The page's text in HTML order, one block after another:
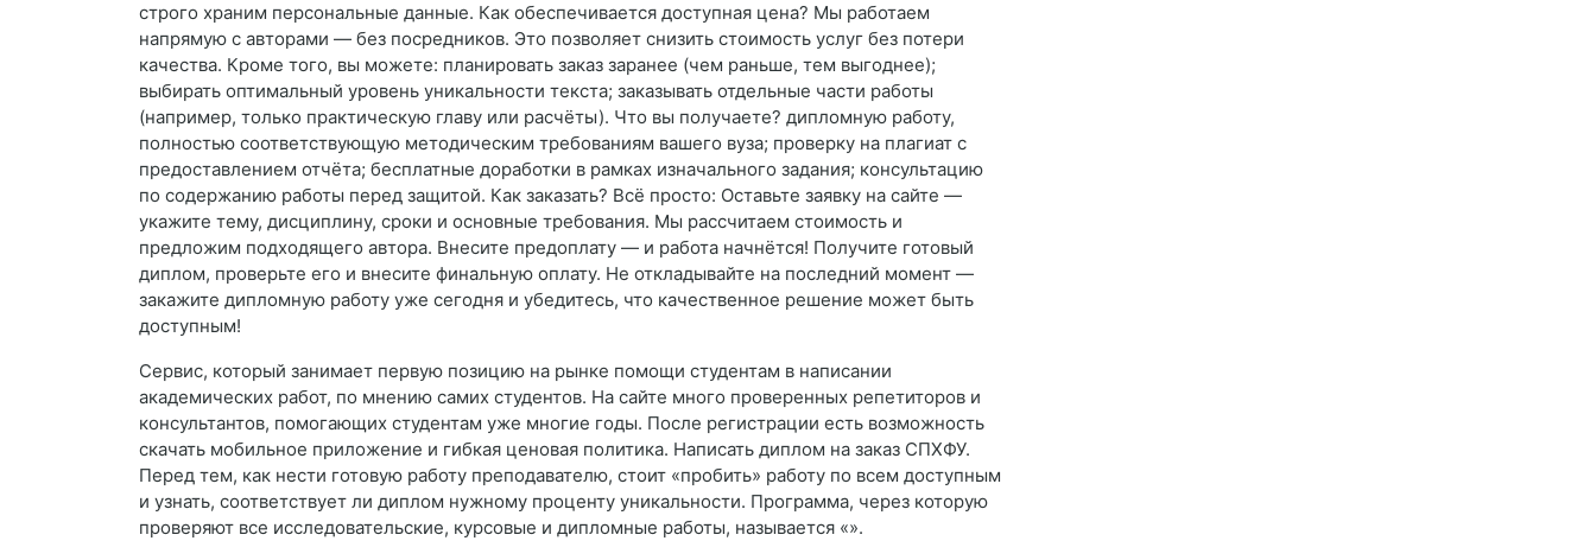
строго храним персональные данные. Как обеспечивается доступная цена? Мы работаем
напрямую с авторами — без посредников. Это позволяет снизить стоимость услуг без потери
качества. Кроме того, вы можете: планировать заказ заранее (чем раньше, тем выгоднее);
выбирать оптимальный уровень уникальности текста; заказывать отдельные части работы
(например, только практическую главу или расчёты). Что вы получаете? дипломную работу,
полностью соответствующую методическим требованиям вашего вуза; проверку на плагиат с
предоставлением отчёта; бесплатные доработки в рамках изначального задания; консультацию
по содержанию работы перед защитой. Как заказать? Всё просто: Оставьте заявку на сайте —
укажите тему, дисциплину, сроки и основные требования. Мы рассчитаем стоимость и
предложим подходящего автора. Внесите предоплату — и работа начнётся! Получите готовый
диплом, проверьте его и внесите финальную оплату. Не откладывайте на последний момент —
закажите дипломную работу уже сегодня и убедитесь, что качественное решение может быть
доступным!
Сервис, который занимает первую позицию на рынке помощи студентам в написании
академических работ, по мнению самих студентов. На сайте много проверенных репетиторов и
консультантов, помогающих студентам уже многие годы. После регистрации есть возможность
скачать мобильное приложение и гибкая ценовая политика. Написать диплом на заказ СПХФУ.
Перед тем, как нести готовую работу преподавателю, стоит «пробить» работу по всем доступным
и узнать, соответствует ли диплом нужному проценту уникальности. Программа, через которую
проверяют все исследовательские, курсовые и дипломные работы, называется «».